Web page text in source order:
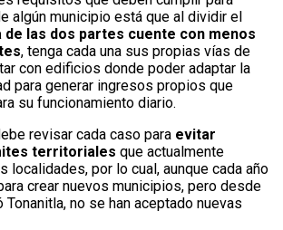
algún municipio está que al dividir el
de las dos partes cuente con menos
, tenga cada una sus propias vías de
con edificios donde poder adaptar la
para generar ingresos propios que
su funcionamiento diario.
revisar cada caso para evitar
territoriales que actualmente
localidades, por lo cual, aunque cada año
crear nuevos municipios, pero desde
no se han aceptado nuevas